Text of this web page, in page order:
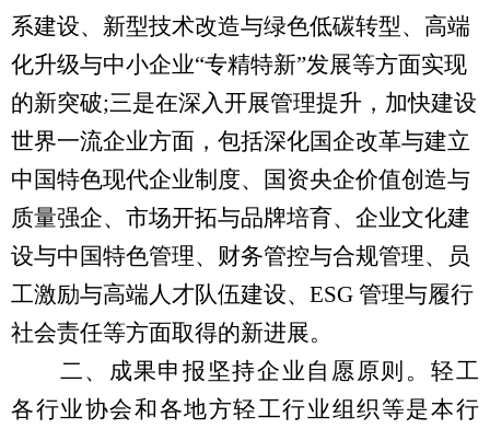
系建设、新型技术改造与绿色低碳转型、高端
化升级与中小企业“专精特新”发展等方面实现
的新突破;三是在深入开展管理提升，加快建设
世界一流企业方面，包括深化国企改革与建立
中国特色现代企业制度、国资央企价值创造与
质量强企、市场开拓与品牌培育、企业文化建
设与中国特色管理、财务管控与合规管理、员
工激励与高端人才队伍建设、ESG 管理与履行
社会责任等方面取得的新进展。
二、 成果申报坚持企业自愿原则。轻工
各行业协会和各地方轻工行业组织等是本行